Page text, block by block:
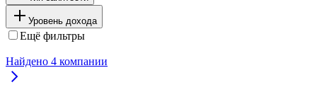
Уровень дохода
Ещё фильтры
Найдено 4 компании